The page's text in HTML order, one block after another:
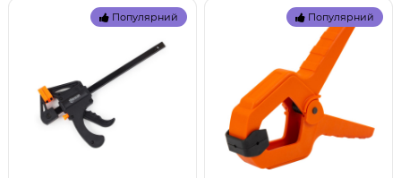
Популярний Популярний